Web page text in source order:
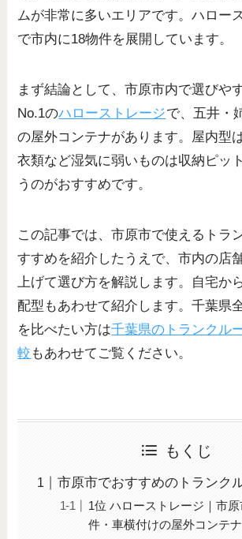
ムが非常に多いエリアです。ハロー
で市内に18物件を展開しています。
まず結論として、市原市内で選びや
No.1のハローストレージで、五井・
の屋外コンテナがあります。屋内型
衣類など湿気に弱いものは収納ピッ
うのがおすすめです。
この記事では、市原市で使えるトラ
すすめを紹介したうえで、市内の店
上げて選び方を解説します。自宅か
配型もあわせて紹介します。千葉県
を比べたい方は千葉県のトランクル
較 もあわせてご覧ください。
もくじ
市原市でおすすめのトランク
1位 ハローストレージ｜市
件・車横付けの屋外コンテナ